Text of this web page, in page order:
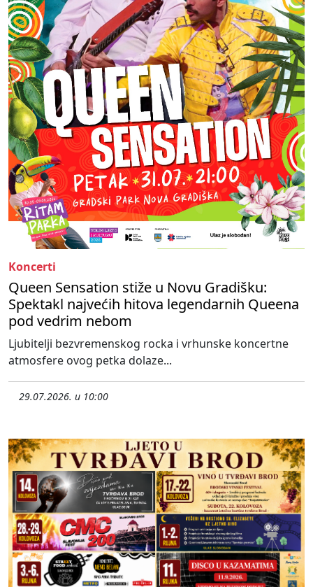
Koncerti
Queen Sensation stiže u Novu Gradišku:
Spektakl najvećih hitova legendarnih Queena
pod vedrim nebom
Ljubitelji bezvremenskog rocka i vrhunske koncertne
atmosfere ovog petka dolaze...
29.07.2026. u 10:00